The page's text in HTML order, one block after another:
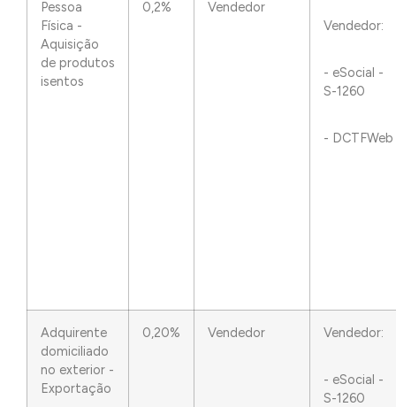
Pessoa
Física -
Aquisição
de produtos
isentos
0,2%
Vendedor
Vendedor:
- eSocial -
S-1260
- DCTFWeb
Adquirente
domiciliado
no exterior -
Exportação
0,20% Vendedor Vendedor:
- eSocial -
S-1260